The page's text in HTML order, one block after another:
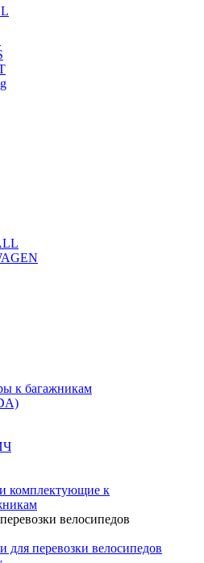
к багажникам
комплектующие к
велосипедов
для перевозки велосипедов